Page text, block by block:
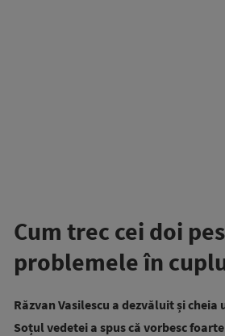
Cum trec cei doi
problemele în
Răzvan Vasilescu a dezvăluit și
Soțul vedetei a spus că vorbesc